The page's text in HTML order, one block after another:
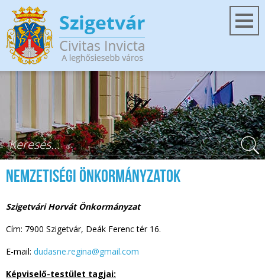
Ugrás a tartalomra
Keresés űrlap
Nemzetiségi Önkormányzatok
Szigetvári Horvát Önkormányzat
Cím: 7900 Szigetvár, Deák Ferenc tér 16.
E-mail: dudasne.regina@gmail.com
Képviselő-testület tagjai: